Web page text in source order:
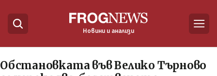
Новини и анализи
Обстановката във Велико Търново